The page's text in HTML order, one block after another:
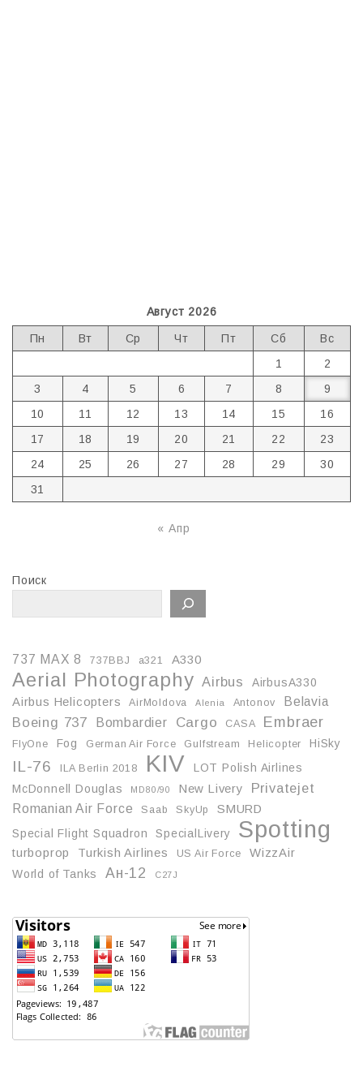
Август 2026
Пн Вт Ср Чт Пт Сб
Вс
1
2
3
4 5 6 7 8
9
10
11 12 13 14 15
16
17
18 19 20 21 22
23
24
25 26 27 28 29
30
31
« Апр
Поиск
737 MAX 8 737BBJ a321 A330
Aerial Photography Airbus
AirbusA330
Airbus Helicopters
AirMoldova Alenia Antonov Belavia
Boeing 737 Bombardier Cargo CASA Embraer
FlyOne Fog German Air Force Gulfstream Helicopter HiSky
IL-76 ILA Berlin 2018 KIV
LOT Polish Airlines
McDonnell Douglas
MD80/90 New Livery Privatejet
Romanian Air Force Saab SkyUp
SMURD
Special Flight Squadron
SpecialLivery Spotting
turboprop Turkish Airlines US Air Force
WizzAir
World of Tanks
Ан-12 С27J